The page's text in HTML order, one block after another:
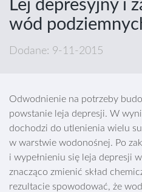
Lej depresyjny i
wód
Dodane: 9-11-2015
Odwodnienie na potrzeby
powstanie leja depresji. W
dochodzi do utlenienia wielu
w warstwie wodonośnej. Po
i wypełnieniu się leja depresji
znacząco zmienić skład
rezultacie spowodować, że